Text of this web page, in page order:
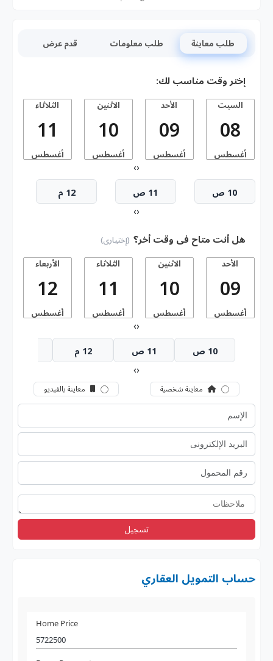
طلب معاينة طلب معلومات قدم عرض
إختر وقت مناسب لك:
السبت
08
أغسطس
الأحد
09
أغسطس
الاثنين
10
أغسطس
الثلاثاء
11
أغسطس
‹
›
10 ص 11 ص 12 م
‹
›
هل أنت متاح فى وقت أخر؟ (إختيارى)
الأحد
09
أغسطس
الاثنين
10
أغسطس
الثلاثاء
11
أغسطس
الأربعاء
12
أغسطس
‹
›
10 ص 11 ص 12 م
‹
›
معاينة شخصية معاينة بالفيديو
تسجيل
حساب التمويل العقاري
Home Price